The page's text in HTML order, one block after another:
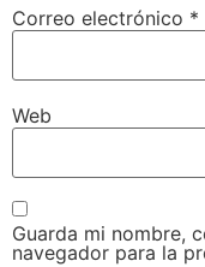
Correo electrónico *
Web
Guarda mi nombre,
navegador para la